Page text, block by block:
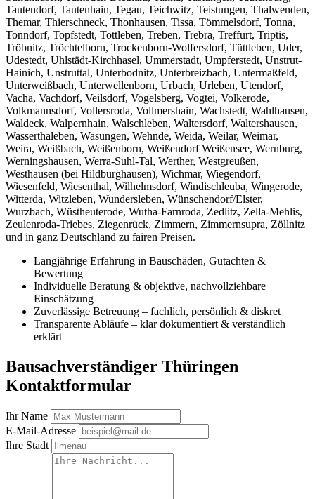
Tautendorf, Tautenhain, Tegau, Teichwitz, Teistungen, Thalwenden,
Themar, Thierschneck, Thonhausen, Tissa, Tömmelsdorf, Tonna,
Tonndorf, Topfstedt, Tottleben, Treben, Trebra, Treffurt, Triptis,
Tröbnitz, Tröchtelborn, Trockenborn-Wolfersdorf, Tüttleben, Uder,
Udestedt, Uhlstädt-Kirchhasel, Ummerstadt, Umpferstedt, Unstrut-
Hainich, Unstruttal, Unterbodnitz, Unterbreizbach, Untermaßfeld,
Unterweißbach, Unterwellenborn, Urbach, Urleben, Utendorf,
Vacha, Vachdorf, Veilsdorf, Vogelsberg, Vogtei, Volkerode,
Volkmannsdorf, Vollersroda, Vollmershain, Wachstedt, Wahlhausen,
Waldeck, Walpernhain, Walschleben, Waltersdorf, Waltershausen,
Wasserthaleben, Wasungen, Wehnde, Weida, Weilar, Weimar,
Weira, Weißbach, Weißenborn, Weißendorf Weißensee, Wernburg,
Werningshausen, Werra-Suhl-Tal, Werther, Westgreußen,
Westhausen (bei Hildburghausen), Wichmar, Wiegendorf,
Wiesenfeld, Wiesenthal, Wilhelmsdorf, Windischleuba, Wingerode,
Witterda, Witzleben, Wundersleben, Wünschendorf/Elster,
Wurzbach, Wüstheuterode, Wutha-Farnroda, Zedlitz, Zella-Mehlis,
Zeulenroda-Triebes, Ziegenrück, Zimmern, Zimmernsupra, Zöllnitz
und in ganz Deutschland zu fairen Preisen.
Langjährige Erfahrung in Bauschäden, Gutachten &
Bewertung
Individuelle Beratung & objektive, nachvollziehbare
Einschätzung
Zuverlässige Betreuung – fachlich, persönlich & diskret
Transparente Abläufe – klar dokumentiert & verständlich
erklärt
Bausachverständiger Thüringen
Kontaktformular
Ihr Name
E-Mail-Adresse
Ihre Stadt